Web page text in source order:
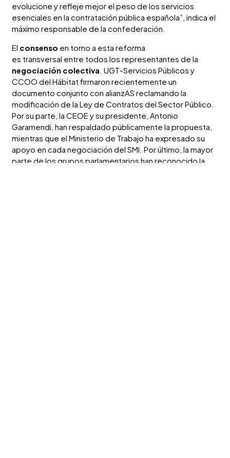
evolucione y refleje mejor el peso de los servicios
esenciales en la contratación pública española”, indica el
máximo responsable de la confederación.
El consenso en torno a esta reforma
es transversal entre todos los representantes de la
negociación colectiva . UGT-Servicios Públicos y
CCOO del Hábitat firmaron recientemente un
documento conjunto con alianzAS reclamando la
modificación de la Ley de Contratos del Sector Público.
Por su parte, la CEOE y su presidente, Antonio
Garamendi, han respaldado públicamente la propuesta,
mientras que el Ministerio de Trabajo ha expresado su
apoyo en cada negociación del SMI. Por último, la mayor
parte de los grupos parlamentarios han reconocido la